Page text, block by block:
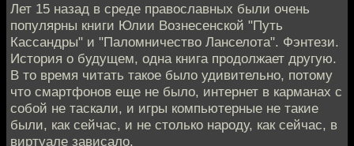
Лет 15 назад в среде православных были очень
популярны книги Юлии Вознесенской "Путь
Кассандры" и "Паломничество Ланселота". Фэнтези.
История о будущем, одна книга продолжает другую.
В то время читать такое было удивительно, потому
что смартфонов еще не было, интернет в карманах с
собой не таскали, и игры компьютерные не такие
были, как сейчас, и не столько народу, как сейчас, в
виртуале зависало.